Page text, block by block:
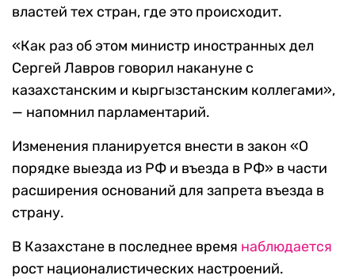
властей тех стран, где это происходит.
«Как раз об этом министр иностранных дел
Сергей Лавров говорил накануне с
казахстанским и кыргызстанским коллегами»,
— напомнил парламентарий.
Изменения планируется внести в закон «О
порядке выезда из РФ и въезда в РФ» в части
расширения оснований для запрета въезда в
страну.
В Казахстане в последнее время наблюдается
рост националистических настроений.